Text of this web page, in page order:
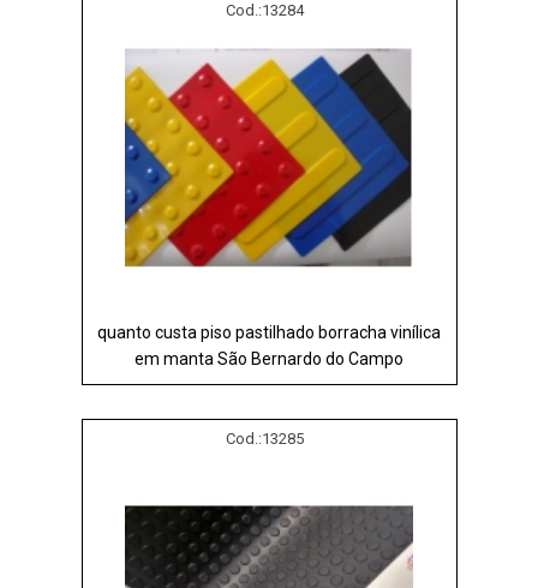
Cod.:13284
quanto custa piso pastilhado borracha vinílica
em manta São Bernardo do Campo
Cod.:13285